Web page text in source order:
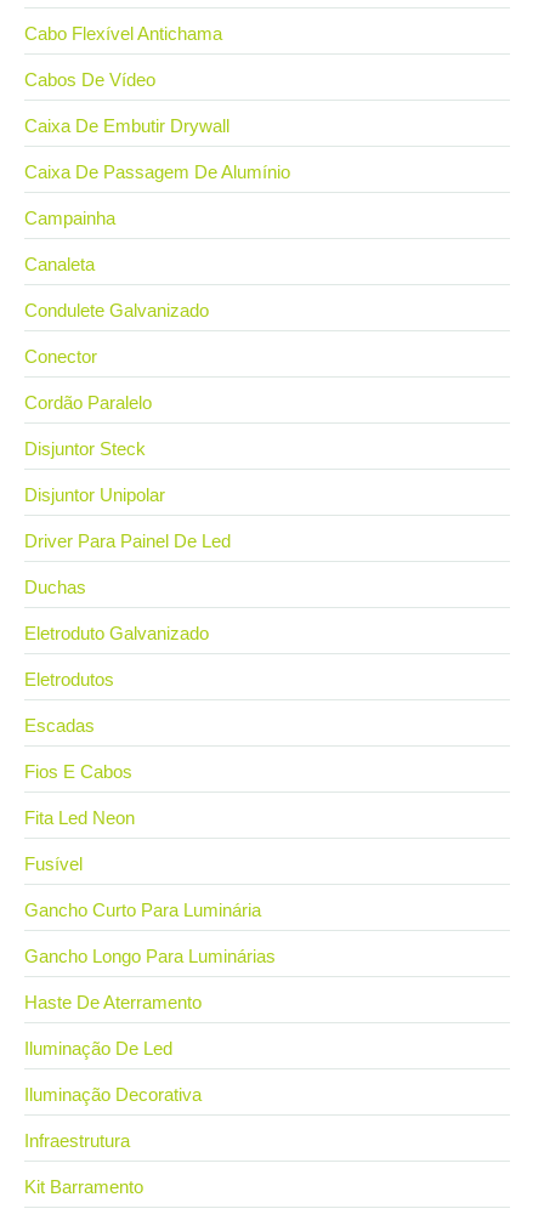
Cabo Flexível Antichama
Cabos De Vídeo
Caixa De Embutir Drywall
Caixa De Passagem De Alumínio
Campainha
Canaleta
Condulete Galvanizado
Conector
Cordão Paralelo
Disjuntor Steck
Disjuntor Unipolar
Driver Para Painel De Led
Duchas
Eletroduto Galvanizado
Eletrodutos
Escadas
Fios E Cabos
Fita Led Neon
Fusível
Gancho Curto Para Luminária
Gancho Longo Para Luminárias
Haste De Aterramento
Iluminação De Led
Iluminação Decorativa
Infraestrutura
Kit Barramento